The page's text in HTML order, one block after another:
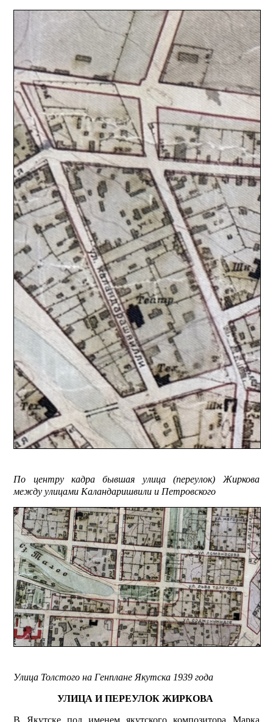
По центру кадра бывшая улица (переулок) Жиркова
между улицами Каландаришвили и Петровского
Улица Толстого на Генплане Якутска 1939 года
УЛИЦА И ПЕРЕУЛОК ЖИРКОВА
В Якутске под именем якутского композитора Марка